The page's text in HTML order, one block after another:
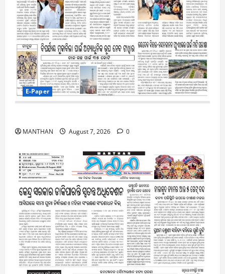
E-Paper
MANTHAN August 7, 2026 0